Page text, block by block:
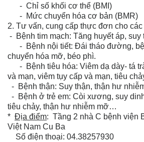
- Chỉ số khối cơ thể (BMI)
- Mức chuyển hóa cơ bản (BMR)
2. Tư vấn, cung cấp thực đơn cho các
- Bệnh tim mạch: Tăng huyết áp, suy
- Bệnh nội tiết: Đái tháo đường,
chuyển hóa mỡ, béo phì.
- Bệnh tiêu hóa: Viêm dạ dày- tá
và mạn, viêm tụy cấp và mạn, tiêu
- Bệnh thận: Suy thận, thận hư
- Bệnh ở trẻ em: Còi xương, suy
tiêu chảy, thận hư nhiễm mỡ…
* Địa điểm: Tầng 2 nhà C bệnh viện
Việt Nam Cu Ba
Số điện thoại: 04.38257930